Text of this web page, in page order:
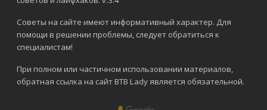
Советы на сайте имеют информативный характер. Для
помощи в решении проблемы, следует обратиться к
специалистам!
При полном или частичном использовании материалов,
обратная ссылка на сайт BTB Lady является обязательной.